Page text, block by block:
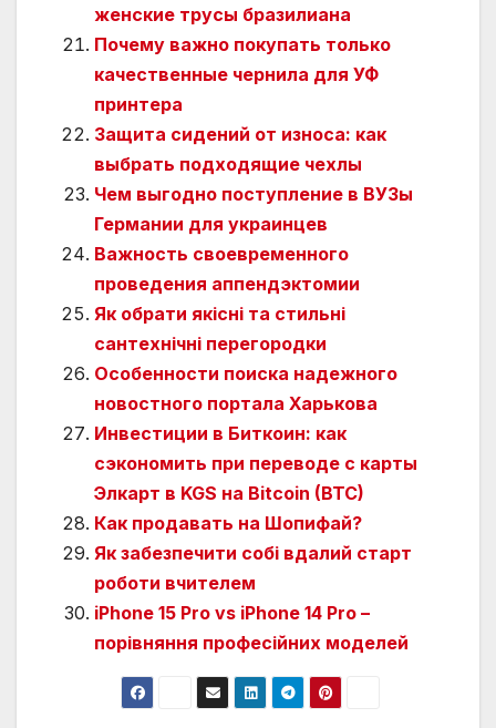
женские трусы бразилиана
Почему важно покупать только
качественные чернила для УФ
принтера
Защита сидений от износа: как
выбрать подходящие чехлы
Чем выгодно поступление в ВУЗы
Германии для украинцев
Важность своевременного
проведения аппендэктомии
Як обрати якісні та стильні
сантехнічні перегородки
Особенности поиска надежного
новостного портала Харькова
Инвестиции в Биткоин: как
сэкономить при переводе с карты
Элкарт в KGS на Bitcoin (BTC)
Как продавать на Шопифай?
Як забезпечити собі вдалий старт
роботи вчителем
iPhone 15 Pro vs iPhone 14 Pro –
порівняння професійних моделей